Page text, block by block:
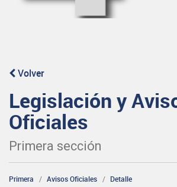
Volver
Legislación y
Oficiales
Primera sección
Primera Avisos Oficiales Detalle